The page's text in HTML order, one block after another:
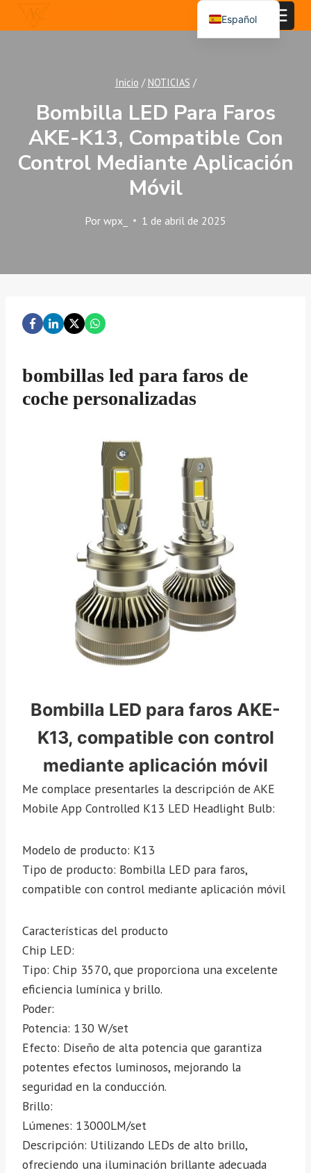
al
Inicio / NOTICIAS /
Bombilla LED Para Faros
AKE-K13, Compatible Con
Control Mediante Aplicación
Móvil
Por wpx_ 1 de abril de 2025
bombillas led para faros de
coche personalizadas
Bombilla LED para faros AKE-
K13, compatible con control
mediante aplicación móvil
Me complace presentarles la descripción de AKE
Mobile App Controlled K13 LED Headlight Bulb:
Modelo de producto: K13
Tipo de producto: Bombilla LED para faros,
compatible con control mediante aplicación móvil
Características del producto
Chip LED:
Tipo: Chip 3570, que proporciona una excelente
eficiencia lumínica y brillo.
Poder:
Potencia: 130 W/set
Efecto: Diseño de alta potencia que garantiza
potentes efectos luminosos, mejorando la
seguridad en la conducción.
Brillo:
Lúmenes: 13000LM/set
Descripción: Utilizando LEDs de alto brillo,
ofreciendo una iluminación brillante adecuada
Español
English